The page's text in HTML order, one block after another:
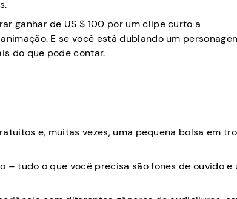
ganhar de US $ 100 por um clipe curto a
E se você está dublando um
do que pode contar.
e, muitas vezes, uma pequena bolsa em
– tudo o que você precisa são fones de ouvido e